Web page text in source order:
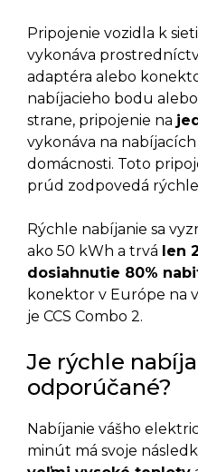
Pripojenie vozidla k sieti
vykonáva
adaptéra alebo
nabíjacieho bodu alebo
strane, pripojenie na
vykonáva na
domácnosti. Toto
prúd zodpovedá
Rýchle nabíjanie sa
ako 50 kWh a trvá len
dosiahnutie 80%
konektor v Európe na
je CCS Combo 2.
Je rýchle
odporúčané?
Nabíjanie vášho
minút má svoje